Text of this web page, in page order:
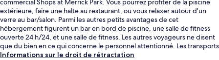
commercial Shops at Merrick Park. Vous pourrez profiter de la piscine
extérieure, faire une halte au restaurant, ou vous relaxer autour d'un
verre au bar/salon. Parmi les autres petits avantages de cet
hébergement figurent un bar en bord de piscine, une salle de fitness
ouverte 24 h/24, et une salle de fitness. Les autres voyageurs ne disent
que du bien en ce qui concerne le personnel attentionné. Les transports
publics sont tout proches. Station de métro Douglas Road se situe à
Informations sur le droit de rétractation